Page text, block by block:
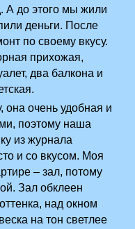
А до этого мы жили
деньги. После
по своему вкусу.
прихожая,
два балкона и
очень удобная и
поэтому наша
из журнала
и со вкусом. Моя
– зал, потому
Зал обклеен
над окном
на тон светлее